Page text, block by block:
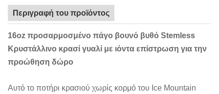
Περιγραφή του προϊόντος
16oz προσαρμοσμένο πάγο βουνό βυθό Stemless
Κρυστάλλινο κρασί γυαλί με ιόντα επίστρωση για την
προώθηση δώρο
Αυτό το ποτήρι κρασιού χωρίς κορμό του Ice Mountain